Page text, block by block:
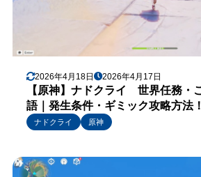
2026年4月18日 2026年4月17日
【原神】ナドクライ 世界任務・
語｜発生条件・ギミック攻略方法！
ナドクライ
原神